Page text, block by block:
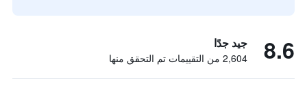
8.6 جيد جدًا
2,604 من التقييمات تم التحقق منها